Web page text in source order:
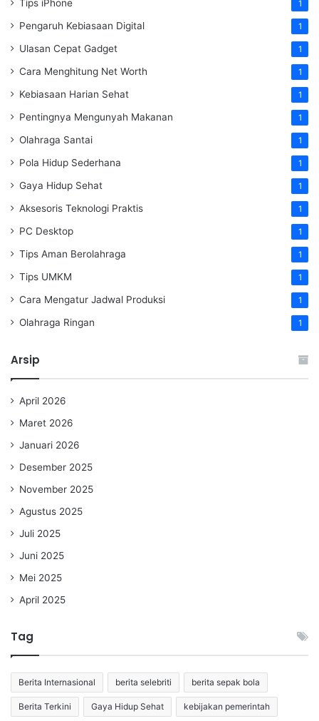
Tips iPhone 1
Pengaruh Kebiasaan Digital 1
Ulasan Cepat Gadget 1
Cara Menghitung Net Worth 1
Kebiasaan Harian Sehat 1
Pentingnya Mengunyah Makanan 1
Olahraga Santai 1
Pola Hidup Sederhana 1
Gaya Hidup Sehat 1
Aksesoris Teknologi Praktis 1
PC Desktop 1
Tips Aman Berolahraga 1
Tips UMKM 1
Cara Mengatur Jadwal Produksi 1
Olahraga Ringan 1
Arsip
April 2026
Maret 2026
Januari 2026
Desember 2025
November 2025
Agustus 2025
Juli 2025
Juni 2025
Mei 2025
April 2025
Tag
Berita Internasional berita selebriti berita sepak bola
Berita Terkini Gaya Hidup Sehat kebijakan pemerintah